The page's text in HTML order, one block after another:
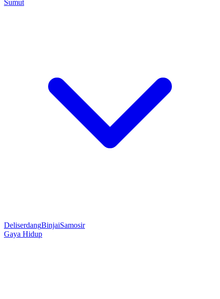
Sumut
DeliserdangBinjaiSamosir
Gaya Hidup